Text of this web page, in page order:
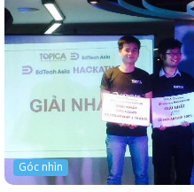
Góc nhìn